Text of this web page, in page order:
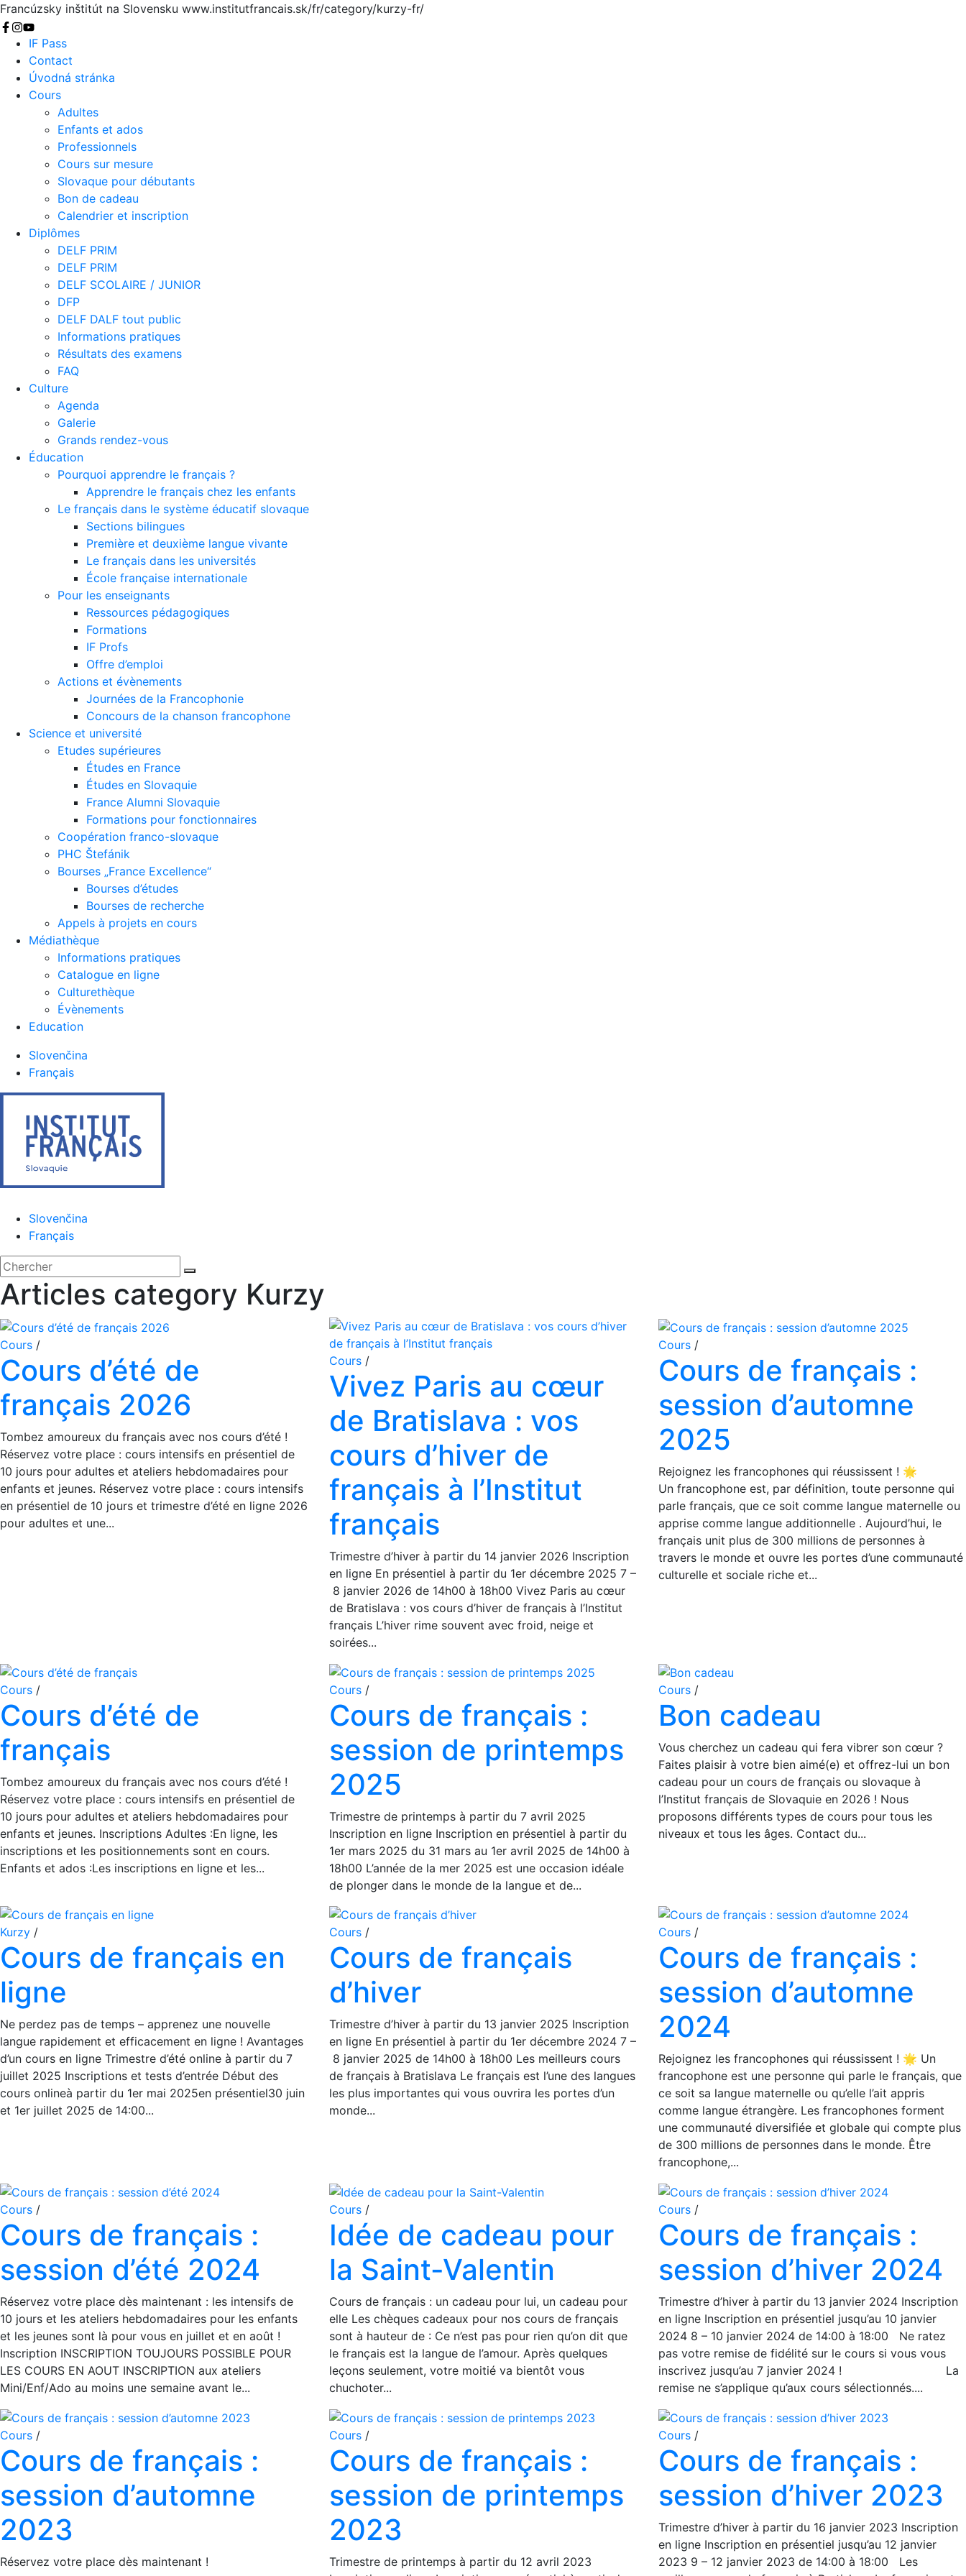
Francúzsky inštitút na Slovensku www.institutfrancais.sk/fr/category/kurzy-fr/
Chercher
IF Pass
Contact
Úvodná stránka
Cours
Adultes
Enfants et ados
Professionnels
Cours sur mesure
Slovaque pour débutants
Bon de cadeau
Calendrier et inscription
Diplômes
DELF PRIM
DELF PRIM
DELF SCOLAIRE / JUNIOR
DFP
DELF DALF tout public
Informations pratiques
Résultats des examens
FAQ
Culture
Agenda
Galerie
Grands rendez-vous
Éducation
Pourquoi apprendre le français ?
Apprendre le français chez les enfants
Le français dans le système éducatif slovaque
Sections bilingues
Première et deuxième langue vivante
Le français dans les universités
École française internationale
Pour les enseignants
Ressources pédagogiques
Formations
IF Profs
Offre d’emploi
Actions et évènements
Journées de la Francophonie
Concours de la chanson francophone
Science et université
Etudes supérieures
Études en France
Études en Slovaquie
France Alumni Slovaquie
Formations pour fonctionnaires
Coopération franco-slovaque
PHC Štefánik
Bourses „France Excellence“
Bourses d’études
Bourses de recherche
Appels à projets en cours
Médiathèque
Informations pratiques
Catalogue en ligne
Culturethèque
Évènements
Education
Slovenčina
Français
Slovenčina
Français
'.__('Search').'
Fermer
Rechercher:
Articles category Kurzy
Cours /
Cours d’été de
français 2026
Tombez amoureux du français avec nos cours d’été !
Réservez votre place : cours intensifs en présentiel de
10 jours pour adultes et ateliers hebdomadaires pour
enfants et jeunes. Réservez votre place : cours intensifs
en présentiel de 10 jours et trimestre d’été en ligne 2026
pour adultes et une...
Cours /
Vivez Paris au cœur
de Bratislava : vos
cours d’hiver de
français à l’Institut
français
Trimestre d’hiver à partir du 14 janvier 2026 Inscription
en ligne En présentiel à partir du 1er décembre 2025 7 –
8 janvier 2026 de 14h00 à 18h00 Vivez Paris au cœur
de Bratislava : vos cours d’hiver de français à l’Institut
français L’hiver rime souvent avec froid, neige et
soirées...
Cours /
Cours de français :
session d’automne
2025
Rejoignez les francophones qui réussissent ! 🌟
Un francophone est, par définition, toute personne qui
parle français, que ce soit comme langue maternelle ou
apprise comme langue additionnelle . Aujourd’hui, le
français unit plus de 300 millions de personnes à
travers le monde et ouvre les portes d’une communauté
culturelle et sociale riche et...
Cours /
Cours d’été de
français
Tombez amoureux du français avec nos cours d’été !
Réservez votre place : cours intensifs en présentiel de
10 jours pour adultes et ateliers hebdomadaires pour
enfants et jeunes. Inscriptions Adultes :En ligne, les
inscriptions et les positionnements sont en cours.
Enfants et ados :Les inscriptions en ligne et les...
Cours /
Cours de français :
session de printemps
2025
Trimestre de printemps à partir du 7 avril 2025
Inscription en ligne Inscription en présentiel à partir du
1er mars 2025 du 31 mars au 1er avril 2025 de 14h00 à
18h00 L’année de la mer 2025 est une occasion idéale
de plonger dans le monde de la langue et de...
Cours /
Bon cadeau
Vous cherchez un cadeau qui fera vibrer son cœur ?
Faites plaisir à votre bien aimé(e) et offrez-lui un bon
cadeau pour un cours de français ou slovaque à
l’Institut français de Slovaquie en 2026 ! Nous
proposons différents types de cours pour tous les
niveaux et tous les âges. Contact du...
Kurzy /
Cours de français en
ligne
Ne perdez pas de temps – apprenez une nouvelle
langue rapidement et efficacement en ligne ! Avantages
d’un cours en ligne Trimestre d’été online à partir du 7
juillet 2025 Inscriptions et tests d’entrée Début des
cours onlineà partir du 1er mai 2025en présentiel30 juin
et 1er juillet 2025 de 14:00...
Cours /
Cours de français
d’hiver
Trimestre d’hiver à partir du 13 janvier 2025 Inscription
en ligne En présentiel à partir du 1er décembre 2024 7 –
8 janvier 2025 de 14h00 à 18h00 Les meilleurs cours
de français à Bratislava Le français est l’une des langues
les plus importantes qui vous ouvrira les portes d’un
monde...
Cours /
Cours de français :
session d’automne
2024
Rejoignez les francophones qui réussissent ! 🌟 Un
francophone est une personne qui parle le français, que
ce soit sa langue maternelle ou qu’elle l’ait appris
comme langue étrangère. Les francophones forment
une communauté diversifiée et globale qui compte plus
de 300 millions de personnes dans le monde. Être
francophone,...
Cours /
Cours de français :
session d’été 2024
Réservez votre place dès maintenant : les intensifs de
10 jours et les ateliers hebdomadaires pour les enfants
et les jeunes sont là pour vous en juillet et en août !
Inscription INSCRIPTION TOUJOURS POSSIBLE POUR
LES COURS EN AOUT INSCRIPTION aux ateliers
Mini/Enf/Ado au moins une semaine avant le...
Cours /
Idée de cadeau pour
la Saint-Valentin
Cours de français : un cadeau pour lui, un cadeau pour
elle Les chèques cadeaux pour nos cours de français
sont à hauteur de : Ce n’est pas pour rien qu’on dit que
le français est la langue de l’amour. Après quelques
leçons seulement, votre moitié va bientôt vous
chuchoter...
Cours /
Cours de français :
session d’hiver 2024
Trimestre d’hiver à partir du 13 janvier 2024 Inscription
en ligne Inscription en présentiel jusqu’au 10 janvier
2024 8 – 10 janvier 2024 de 14:00 à 18:00 Ne ratez
pas votre remise de fidélité sur le cours si vous vous
inscrivez jusqu’au 7 janvier 2024 ! La
remise ne s’applique qu’aux cours sélectionnés....
Cours /
Cours de français :
session d’automne
2023
Réservez votre place dès maintenant !
Cours /
Cours de français :
session de printemps
2023
Trimestre de printemps à partir du 12 avril 2023
Cours /
Cours de français :
session d’hiver 2023
Trimestre d’hiver à partir du 16 janvier 2023 Inscription
en ligne Inscription en présentiel jusqu’au 12 janvier
2023 9 – 12 janvier 2023 de 14:00 à 18:00 Les